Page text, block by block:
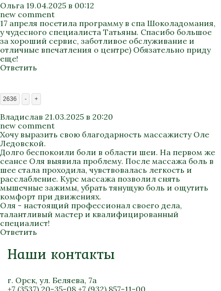
Ольга 19.04.2025 в 00:12
new comment
17 апреля посетила программу в спа Шоколадомания,
у чудесного специалиста Татьяны. Спасибо большое
за хороший сервис, заботливое обслуживание и
отличные впечатления о центре) Обязательно приду
еще!
Ответить
2636 - +
Владислав 21.03.2025 в 20:20
new comment
Хочу выразить свою благодарность массажисту Оле
Ледовской.
Долго беспокоили боли в области шеи. На первом же
сеансе Оля выявила проблему. После массажа боль в
шее стала проходила, чувствовалась легкость и
расслабление. Курс массажа позволил снять
мышечные зажимы, убрать тянущую боль и ощутить
комфорт при движениях.
Оля - настоящий профессионал своего дела,
талантливый мастер и квалифицированный
специалист!
Ответить
Наши контакты
г. Орск, ул. Беляева, 7а
+7 (3537) 20-35-08 +7 (932) 857-11-00